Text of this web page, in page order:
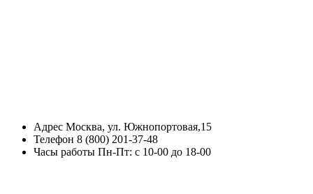
Адрес Москва, ул. Южнопортовая,15
Телефон 8 (800) 201-37-48
Часы работы Пн-Пт: с 10-00 до 18-00